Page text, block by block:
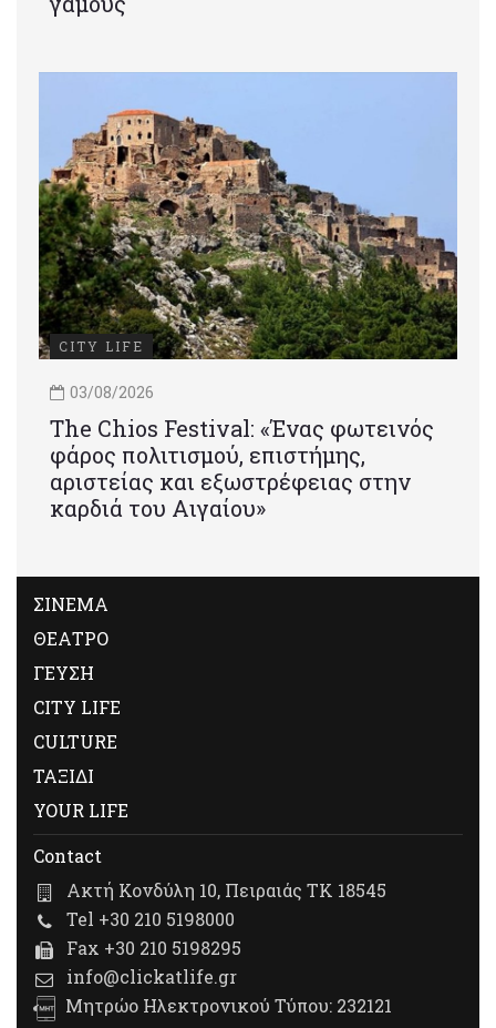
CITY LIFE
03/08/2026
Τhe Chios Festival: «Ένας φωτεινός
φάρος πολιτισμού, επιστήμης,
αριστείας και εξωστρέφειας στην
καρδιά του Αιγαίου»
ΣΙΝΕΜΑ
ΘΕΑΤΡΟ
ΓΕΥΣΗ
CITY LIFE
CULTURE
ΤΑΞΙΔΙ
YOUR LIFE
Contact
Ακτή Κονδύλη 10, Πειραιάς ΤΚ 18545
Tel +30 210 5198000
Fax +30 210 5198295
info@clickatlife.gr
Μητρώο Ηλεκτρονικού Τύπου: 232121